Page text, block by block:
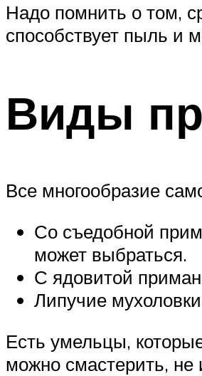
Надо помнить о том,
способствует пыль и
Виды
Все многообразие
Со съедобной
может выбраться.
С ядовитой
Липучие
Есть умельцы,
можно смастерить,